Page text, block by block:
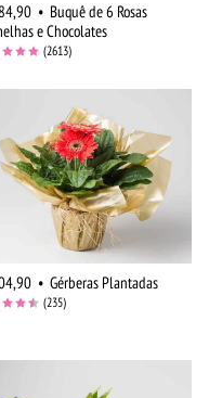
• Buquê de 6 Rosas
e Chocolates
(2613)
• Gérberas Plantadas
(235)